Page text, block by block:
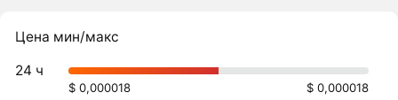
Цена мин/макс
24 ч
$ 0,000018 $ 0,000018